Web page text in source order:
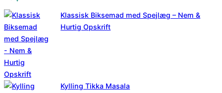
Klassisk Biksemad med Spejlæg – Nem &
Hurtig Opskrift
Kylling Tikka Masala